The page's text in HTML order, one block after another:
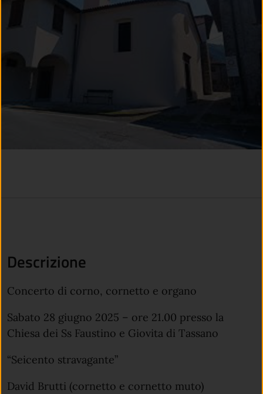
Descrizione
Concerto di corno, cornetto e organo
Sabato 28 giugno 2025 – ore 21.00 presso la
Chiesa dei Ss Faustino e Giovita di Tassano
“Seicento stravagante”
David Brutti (cornetto e cornetto muto)